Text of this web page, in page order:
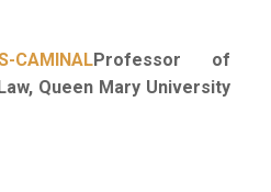
CAMINALProfessor of
Queen Mary University